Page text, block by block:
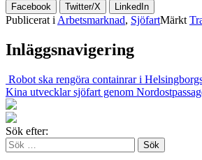
Facebook Twitter/X LinkedIn
Publicerat i Arbetsmarknad, SjöfartMärkt
Inläggsnavigering
Robot ska rengöra containrar i
Kina utvecklar sjöfart genom
Sök efter: